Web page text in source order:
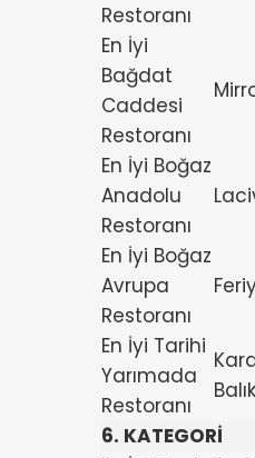
Restoranı
En İyi
Bağdat
Caddesi
Restoranı
En İyi Boğaz
Anadolu
Restoranı
En İyi Boğaz
Avrupa
Restoranı
En İyi Tarihi
Yarımada
Restoranı
6. KATEGORİ